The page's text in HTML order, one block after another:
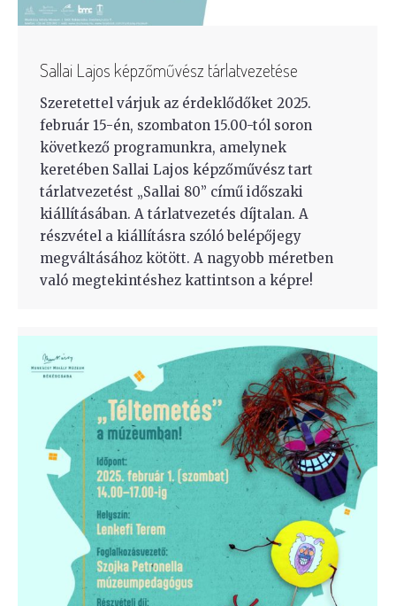
Sallai Lajos képzőművész tárlatvezetése
Szeretettel várjuk az érdeklődőket 2025.
február 15-én, szombaton 15.00-tól soron
következő programunkra, amelynek
keretében Sallai Lajos képzőművész tart
tárlatvezetést „Sallai 80” című időszaki
kiállításában. A tárlatvezetés díjtalan. A
részvétel a kiállításra szóló belépőjegy
megváltásához kötött. A nagyobb méretben
való megtekintéshez kattintson a képre!